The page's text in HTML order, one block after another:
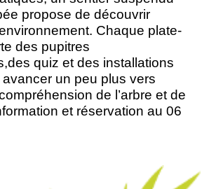
propose de découvrir
Chaque plate-
des pupitres
quiz et des installations
un peu plus vers
de l’arbre et de
et réservation au 06